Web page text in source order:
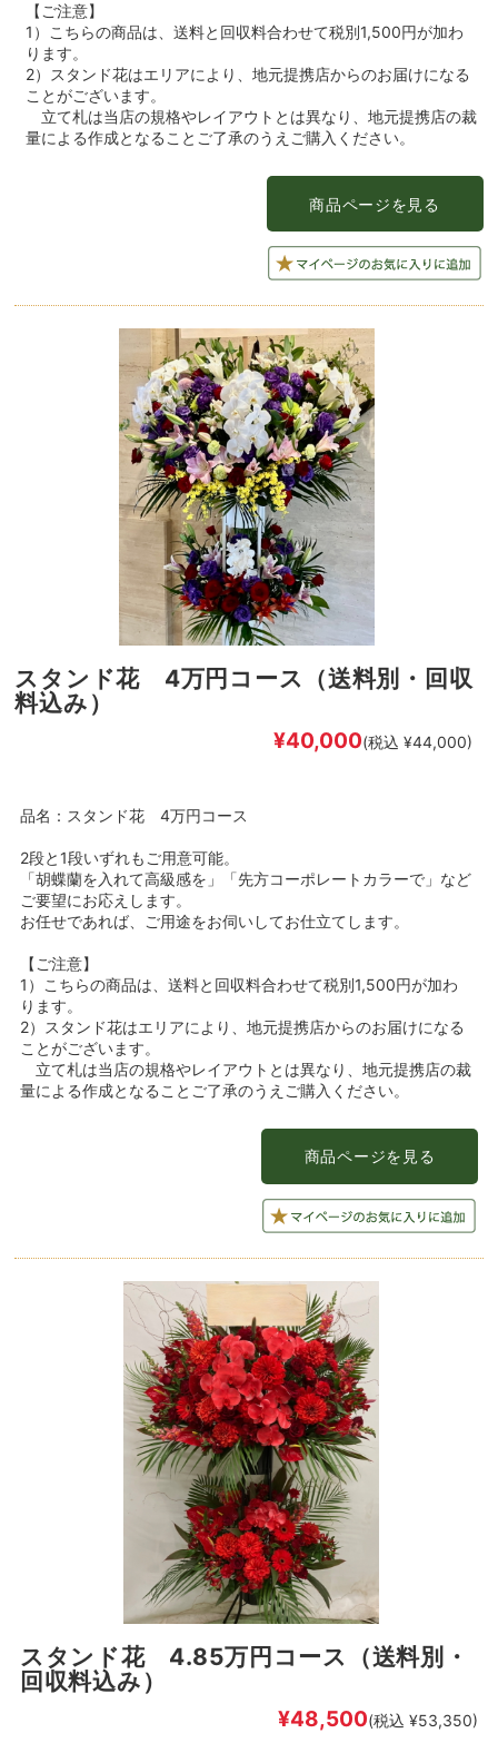
【ご注意】
1）こちらの商品は、送料と回収料合わせて税別1,500円が加わ
ります。
2）スタンド花はエリアにより、地元提携店からのお届けになる
ことがございます。
立て札は当店の規格やレイアウトとは異なり、地元提携店の裁
量による作成となることご了承のうえご購入ください。
スタンド花 4万円コース（送料別・回収
料込み）
¥40,000(税込 ¥44,000)
品名：スタンド花 4万円コース
2段と1段いずれもご用意可能。
「胡蝶蘭を入れて高級感を」「先方コーポレートカラーで」など
ご要望にお応えします。
お任せであれば、ご用途をお伺いしてお仕立てします。
【ご注意】
1）こちらの商品は、送料と回収料合わせて税別1,500円が加わ
ります。
2）スタンド花はエリアにより、地元提携店からのお届けになる
ことがございます。
立て札は当店の規格やレイアウトとは異なり、地元提携店の裁
量による作成となることご了承のうえご購入ください。
スタンド花 4.85万円コース（送料別・
回収料込み）
¥48,500(税込 ¥53,350)